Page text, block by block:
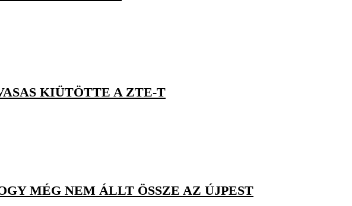
KIÜTÖTTE A ZTE-T
MÉG NEM ÁLLT ÖSSZE AZ ÚJPEST